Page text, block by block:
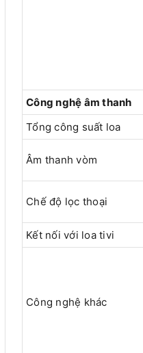
Công nghệ âm thanh
Tổng công suất loa
Âm thanh vòm
Chế độ lọc thoại
Kết nối với loa tivi
Công nghệ khác